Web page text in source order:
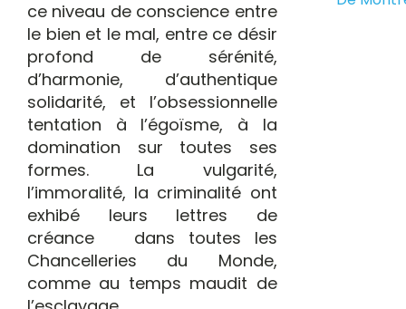
ce niveau de conscience entre
le bien et le mal, entre ce désir
profond de sérénité,
d’harmonie, d’authentique
solidarité, et l’obsessionnelle
tentation à l’égoïsme, à la
domination sur toutes ses
formes. La vulgarité,
l’immoralité, la criminalité ont
exhibé leurs lettres de
créance dans toutes les
Chancelleries du Monde,
comme au temps maudit de